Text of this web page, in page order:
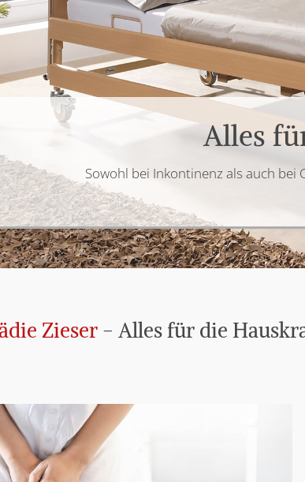
Alles
Sowohl bei Inkontinenz als auch bei
Zieser - Alles für die